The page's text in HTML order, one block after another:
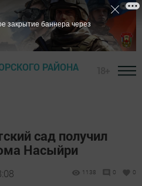
РАЙОНА
сад получил
Насыйри
1138 0 0
закрытие баннера через